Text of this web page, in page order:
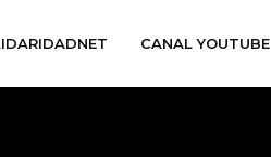
CANAL YOUTUBE